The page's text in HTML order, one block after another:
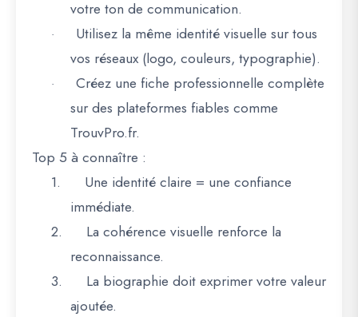
votre ton de communication.
·
Utilisez la même identité visuelle sur tous
vos réseaux (logo, couleurs, typographie).
· Créez une fiche professionnelle complète
sur des plateformes fiables comme
TrouvPro.fr.
Top 5 à connaître :
1.
Une identité claire = une confiance
immédiate.
2.
La cohérence visuelle renforce la
reconnaissance.
3.
La biographie doit exprimer votre valeur
ajoutée.